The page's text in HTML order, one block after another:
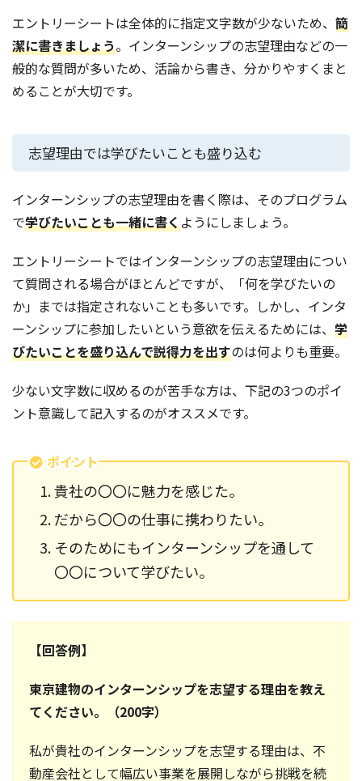
エントリーシートは全体的に指定文字数が少ないため、 簡
潔に書きましょう。インターンシップの志望理由などの一
般的な質問が多いため、活論から書き、分かりやすくまと
めることが大切です。
志望理由では学びたいことも盛り込む
インターンシップの志望理由を書く際は、そのプログラム
で学びたいことも一緒に書くようにしましょう。
エントリーシートではインターンシップの志望理由につい
て質問される場合がほとんどですが、「何を学びたいの
か」までは指定されないことも多いです。しかし、インタ
ーンシップに参加したいという意欲を伝えるためには、 学
びたいことを盛り込んで説得力を出すのは何よりも重要。
少ない文字数に収めるのが苦手な方は、下記の3つのポイ
ント意識して記入するのがオススメです。
ポイント
貴社の〇〇に魅力を感じた。
だから〇〇の仕事に携わりたい。
そのためにもインターンシップを通して
〇〇について学びたい。
【回答例】
東京建物のインターンシップを志望する理由を教え
てください。（200字）
私が貴社のインターンシップを志望する理由は、不
動産会社として幅広い事業を展開しながら挑戦を続